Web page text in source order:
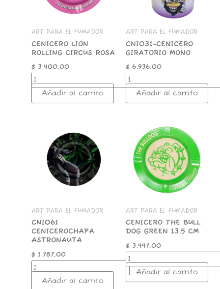
ART PARA EL FUMADOR
CENICERO LION
ROLLING CIRCUS ROSA
$ 3.400,00
Añadir al carrito
ART PARA EL FUMADOR
CNI031-CENICERO
GIRATORIO MONO
$ 6.936,00
Añadir al carrito
ART PARA EL FUMADOR
CNI061
CENICEROCHAPA
ASTRONAUTA
$ 1.787,00
CENICEROCHAPA
ASTRONAUTA
cantidad
Añadir al carrito
ART PARA EL FUMADOR
CENICERO THE BULL
DOG GREEN 13.5 CM
$ 3.447,00
BULL
DOG
GREEN
13.5
cantidad
Añadir al carrito